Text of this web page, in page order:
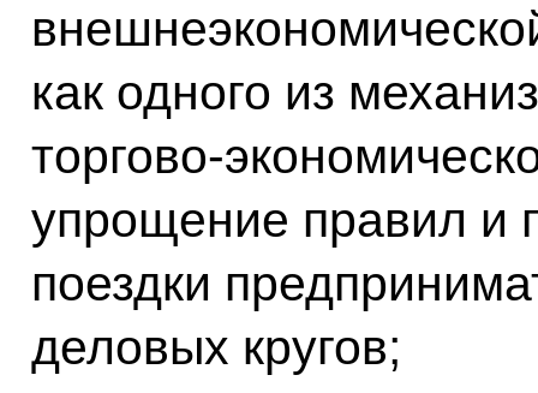
как одного из
торгово-
упрощение правил и
поездки
деловых кругов;